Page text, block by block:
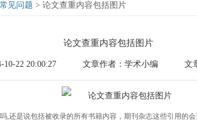
常见问题 > 论文查重内容包括图片
论文查重内容包括图片
10-22 20:00:27 文章作者：学术小编 文
,还是说包括被收录的所有书籍内容，期刊杂志这些引用的会